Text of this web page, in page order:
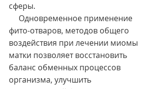
сферы.
фито-отваров, методов общего
воздействия при лечении миомы
матки позволяет восстановить
баланс обменных процессов
организма, улучшить